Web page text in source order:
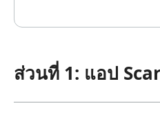
ส่วนที่ 1: แอป